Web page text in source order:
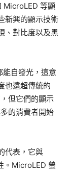
MicroLED 等顯
新興的顯示技術
、對比度以及黑
能自發光，這意
也遠超傳統的
但它們的顯示
的消費者開始
代表，它與
。MicroLED 螢